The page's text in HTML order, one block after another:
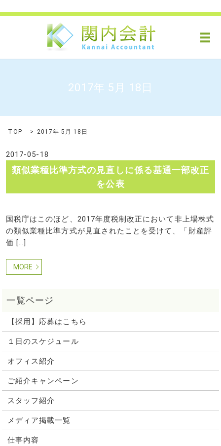
メ
2017年 5月 18日
TOP 2017年 5月 18日
2017-05-18
類似業種比準方式の見直しに係る基通一部改正
を公表
国税庁はこのほど、2017年度税制改正において非上場株式
の類似業種比準方式が見直されたことを受けて、「財産評
価 […]
MORE
【採用】応募はこちら
１日のスケジュール
オフィス紹介
ご紹介キャンペーン
スタッフ紹介
メディア掲載一覧
仕事内容